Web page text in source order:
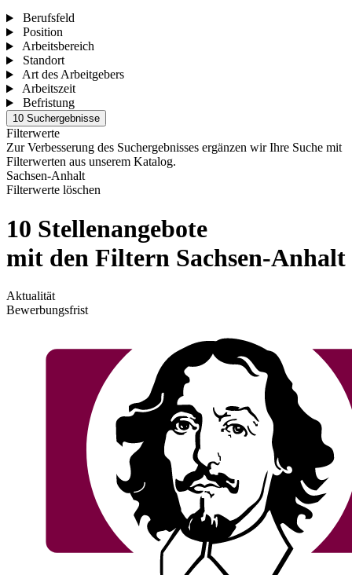
Berufsfeld
Position
Arbeitsbereich
Standort
Art des Arbeitgebers
Arbeitszeit
Befristung
10 Suchergebnisse
Filterwerte
Zur Verbesserung des Suchergebnisses ergänzen wir Ihre Suche mit
Filterwerten aus unserem Katalog.
Sachsen-Anhalt
Filterwerte löschen
10 Stellenangebote
mit den Filtern Sachsen-Anhalt
Aktualität
Bewerbungsfrist